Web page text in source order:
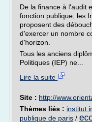
De la finance à l'audit
fonction publique, les
proposent des
d'exercer un nombre
d'horizon.
Tous les anciens
Politiques (IEP) ne...
Lire la suite
Site : http://
Thèmes liés : institut
publique de paris /